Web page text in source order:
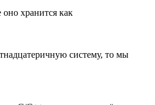
оно хранится как
систему, то мы